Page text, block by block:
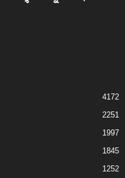
4172
2251
1997
1845
1252